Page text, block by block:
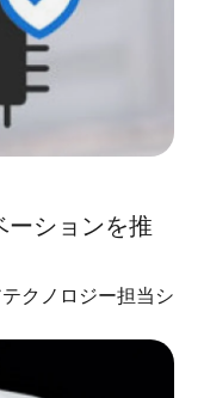
ーションを推
クノロジー担当シ